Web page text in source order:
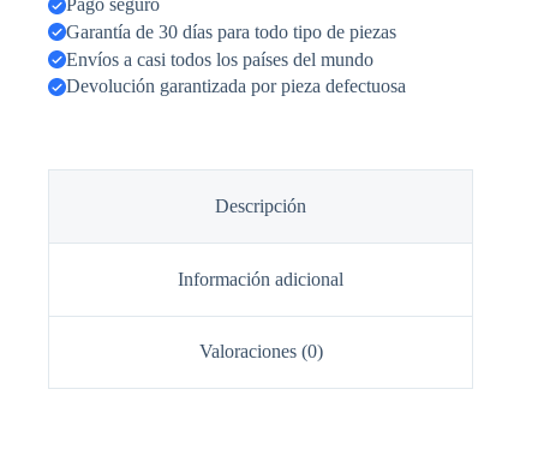
Pago seguro
Garantía de 30 días para todo tipo de piezas
Envíos a casi todos los países del mundo
Devolución garantizada por pieza defectuosa
Descripción
Información adicional
Valoraciones (0)